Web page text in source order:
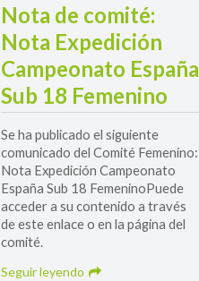
Nota de comité:
Nota Expedición
Campeonato España
Sub 18 Femenino
Se ha publicado el siguiente
comunicado del Comité Femenino:
Nota Expedición Campeonato
España Sub 18 FemeninoPuede
acceder a su contenido a través
de este enlace o en la página del
comité.
Seguir leyendo